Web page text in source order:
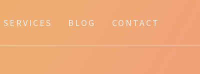
SERVICES BLOG CONTACT